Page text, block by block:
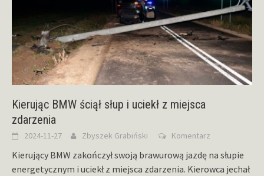
Kierując BMW ściął słup i uciekł z miejsca
zdarzenia
2024-11-27 Zbyszek Grabiński Komentarz
Kierujący BMW zakończył swoją brawurową jazdę na słupie
energetycznym i uciekł z miejsca zdarzenia. Kierowca jechał